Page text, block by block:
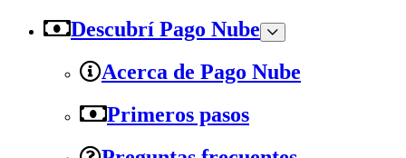
Descubrí Pago Nube
Acerca de Pago Nube
Primeros pasos